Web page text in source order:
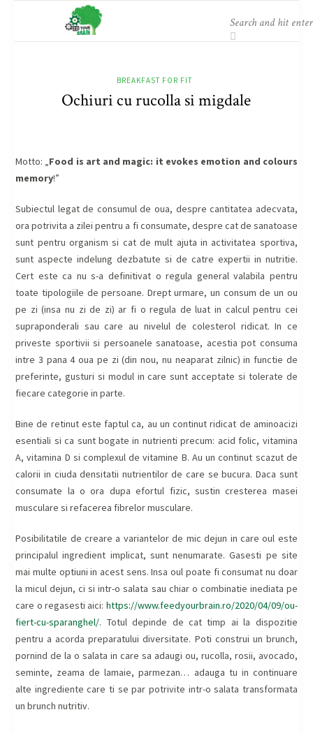
BREAKFAST FOR FIT
Ochiuri cu rucolla si migdale
Motto: „Food is art and magic: it evokes emotion and colours
memory!”
Subiectul legat de consumul de oua, despre cantitatea adecvata,
ora potrivita a zilei pentru a fi consumate, despre cat de sanatoase
sunt pentru organism si cat de mult ajuta in activitatea sportiva,
sunt aspecte indelung dezbatute si de catre expertii in nutritie.
Cert este ca nu s-a definitivat o regula general valabila pentru
toate tipologiile de persoane. Drept urmare, un consum de un ou
pe zi (insa nu zi de zi) ar fi o regula de luat in calcul pentru cei
supraponderali sau care au nivelul de colesterol ridicat. In ce
priveste sportivii si persoanele sanatoase, acestia pot consuma
intre 3 pana 4 oua pe zi (din nou, nu neaparat zilnic) in functie de
preferinte, gusturi si modul in care sunt acceptate si tolerate de
fiecare categorie in parte.
Bine de retinut este faptul ca, au un continut ridicat de aminoacizi
esentiali si ca sunt bogate in nutrienti precum: acid folic, vitamina
A, vitamina D si complexul de vitamine B. Au un continut scazut de
calorii in ciuda densitatii nutrientilor de care se bucura. Daca sunt
consumate la o ora dupa efortul fizic, sustin cresterea masei
musculare si refacerea fibrelor musculare.
Posibilitatile de creare a variantelor de mic dejun in care oul este
principalul ingredient implicat, sunt nenumarate. Gasesti pe site
mai multe optiuni in acest sens. Insa oul poate fi consumat nu doar
la micul dejun, ci si intr-o salata sau chiar o combinatie inediata pe
care o regasesti aici: https://www.feedyourbrain.ro/2020/04/09/ou-
fiert-cu-sparanghel/. Totul depinde de cat timp ai la dispozitie
pentru a acorda preparatului diversitate. Poti construi un brunch,
pornind de la o salata in care sa adaugi ou, rucolla, rosii, avocado,
seminte, zeama de lamaie, parmezan… adauga tu in continuare
alte ingrediente care ti se par potrivite intr-o salata transformata
un brunch nutritiv.